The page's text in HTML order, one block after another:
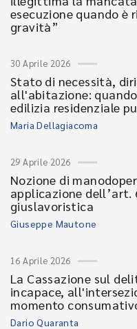
esecuzione quando è
gravità”
30 Aprile 2026
Stato di necessità,
all'abitazione:
edilizia residenziale
Maria Dellagiacoma
29 Aprile 2026
Nozione di
applicazione dell’art.
giuslavoristica
Giuseppe Mautone
16 Aprile 2026
La Cassazione sul
incapace,
momento
Dario Quaranta